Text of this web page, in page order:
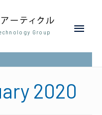
Group
Main
Menu
2020